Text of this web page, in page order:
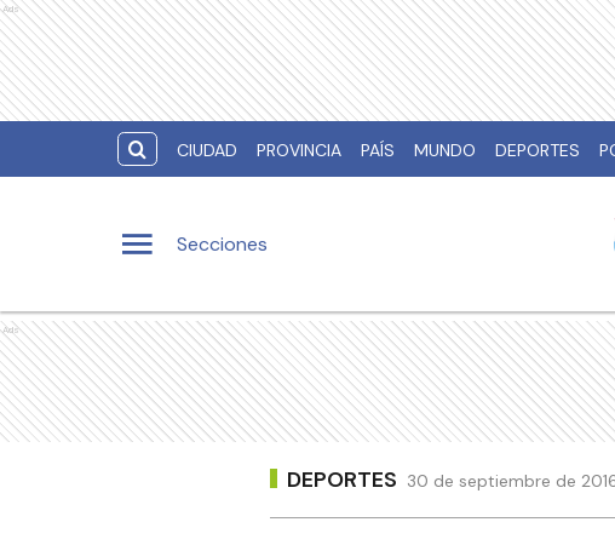
Ads
CIUDAD PROVINCIA PAÍS MUNDO DEPORTES
Secciones
Ads
DEPORTES 30 de septiembre de